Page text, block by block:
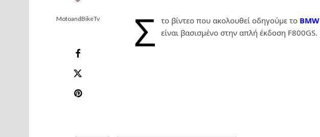
MotoandBikeTv Σ το βίντεο που ακολουθεί οδηγούμε το BMW
είναι βασισμένο στην απλή έκδοση F800GS.